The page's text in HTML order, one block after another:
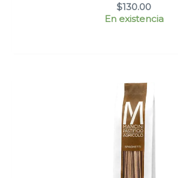
$130.00
En existencia